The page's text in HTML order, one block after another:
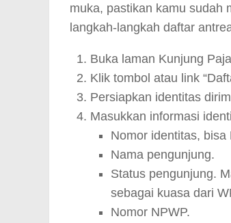
muka, pastikan kamu sudah
langkah-langkah daftar
Buka laman Kunjung
Klik tombol atau link
Persiapkan identitas
Masukkan informasi
Nomor identitas,
Nama pengunjung.
Status pengunjung.
sebagai kuasa dari
Nomor NPWP.